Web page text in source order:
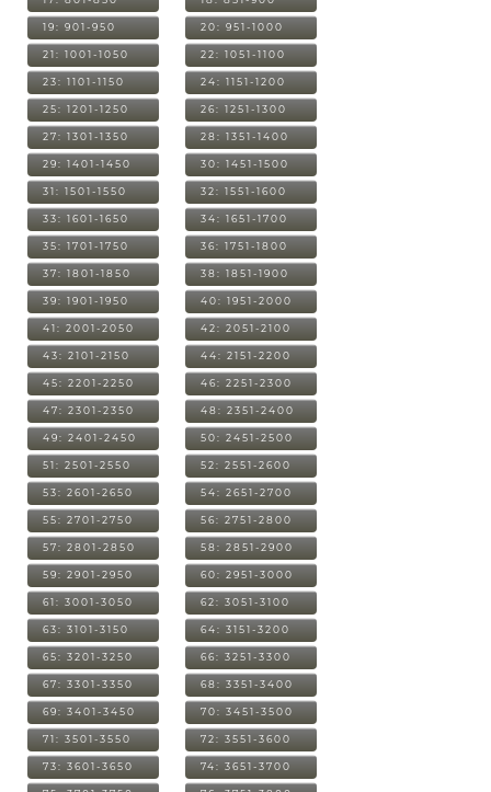
19: 901-950 20: 951-1000
21: 1001-1050 22: 1051-1100
23: 1101-1150 24: 1151-1200
25: 1201-1250 26: 1251-1300
27: 1301-1350 28: 1351-1400
29: 1401-1450 30: 1451-1500
31: 1501-1550 32: 1551-1600
33: 1601-1650 34: 1651-1700
35: 1701-1750 36: 1751-1800
37: 1801-1850 38: 1851-1900
39: 1901-1950 40: 1951-2000
41: 2001-2050 42: 2051-2100
43: 2101-2150 44: 2151-2200
45: 2201-2250 46: 2251-2300
47: 2301-2350 48: 2351-2400
49: 2401-2450 50: 2451-2500
51: 2501-2550 52: 2551-2600
53: 2601-2650 54: 2651-2700
55: 2701-2750 56: 2751-2800
57: 2801-2850 58: 2851-2900
59: 2901-2950 60: 2951-3000
61: 3001-3050 62: 3051-3100
63: 3101-3150 64: 3151-3200
65: 3201-3250 66: 3251-3300
67: 3301-3350 68: 3351-3400
69: 3401-3450 70: 3451-3500
71: 3501-3550 72: 3551-3600
73: 3601-3650 74: 3651-3700